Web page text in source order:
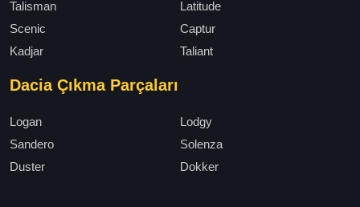
Talisman
Latitude
Scenic
Captur
Kadjar
Taliant
Dacia Çıkma Parçaları
Logan
Lodgy
Sandero
Solenza
Duster
Dokker